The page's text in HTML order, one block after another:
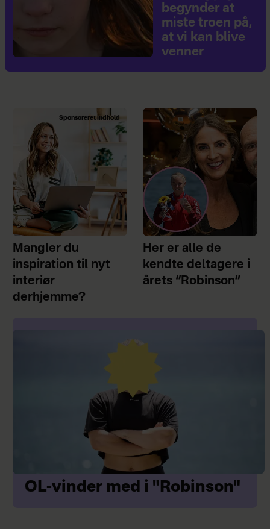
begynder at
miste troen på,
at vi kan blive
venner
Sponsoreret indhold
Mangler du
inspiration til nyt
interiør
derhjemme?
Her er alle de
kendte deltagere i
årets “Robinson”
OL-vinder med i "Robinson"